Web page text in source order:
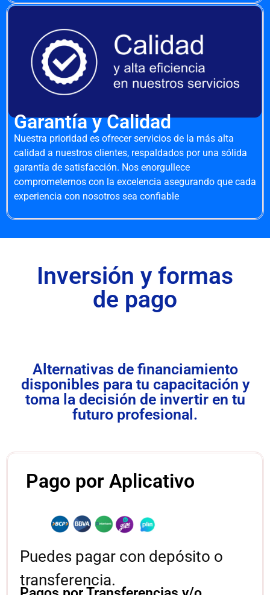
Garantía y Calidad
Nuestra prioridad es ofrecer servicios de la más alta
calidad a nuestros clientes, respaldados por una sólida
garantía de satisfacción. Nos enorgullece
comprometernos con la excelencia asegurando que cada
experiencia con nosotros sea confiable
Inversión y formas
de pago
Alternativas de financiamiento
disponibles para tu capacitación y
toma la decisión de invertir en tu
futuro profesional.
Pago por Aplicativo
Puedes pagar con depósito o
transferencia.